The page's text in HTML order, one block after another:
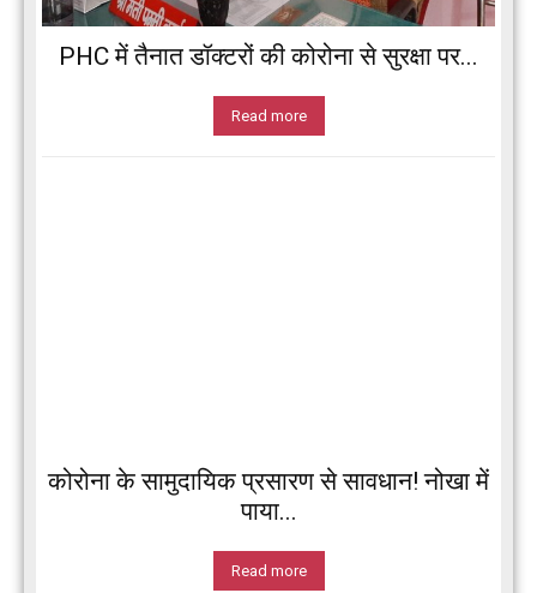
PHC में तैनात डॉक्टरों की कोरोना से सुरक्षा पर...
Read more
कोरोना के सामुदायिक प्रसारण से सावधान! नोखा में
पाया...
Read more